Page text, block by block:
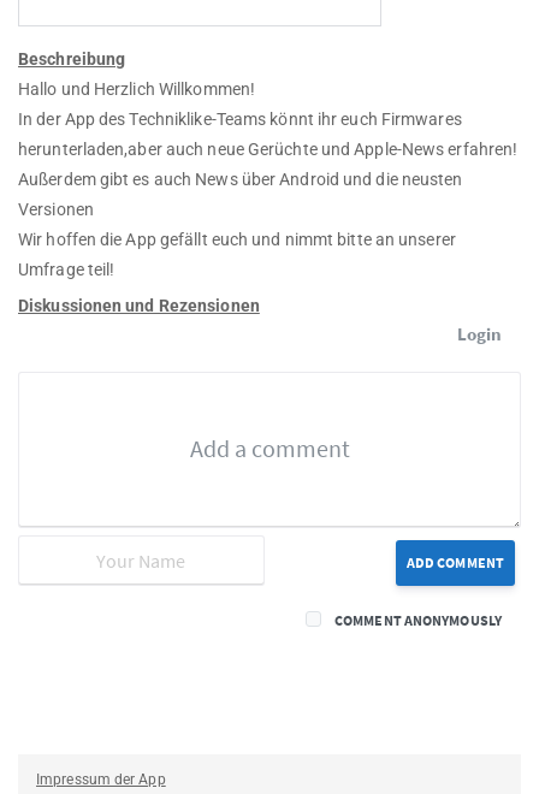
Beschreibung
Hallo und Herzlich Willkommen!
In der App des Techniklike-Teams könnt ihr euch Firmwares
herunterladen,aber auch neue Gerüchte und Apple-News erfahren!
Außerdem gibt es auch News über Android und die neusten
Versionen
Wir hoffen die App gefällt euch und nimmt bitte an unserer
Umfrage teil!
Diskussionen und Rezensionen
Login
ADD COMMENT
COMMENT ANONYMOUSLY
Impressum der App